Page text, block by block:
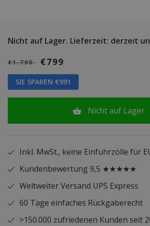
Nicht auf Lager. Lieferzeit: derzeit
€1.790 €799
SIE SPAREN €991
Nicht auf Lager
Inkl. MwSt., keine Einfuhrzölle für
Kundenbewertung 9,5 ★★★★★
Weltweiter Versand UPS Express
60 Tage einfaches Rückgaberecht
>150.000 zufriedenen Kunden seit